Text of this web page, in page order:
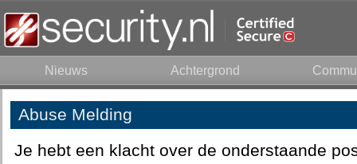
Nieuws Achtergrond
Abuse Melding
Je hebt een klacht over de onderstaande